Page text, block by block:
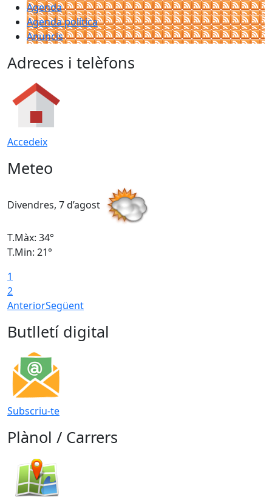
Agenda
Agenda política
Anuncis
Adreces i telèfons
Accedeix
Meteo
Divendres, 7 d’agost
T.Màx: 34°
T.Min: 21°
1
2
AnteriorSegüent
Butlletí digital
Subscriu-te
Plànol / Carrers